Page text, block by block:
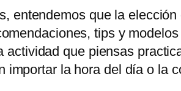
entendemos que la elección
tips y
que piensas
la hora del día o la